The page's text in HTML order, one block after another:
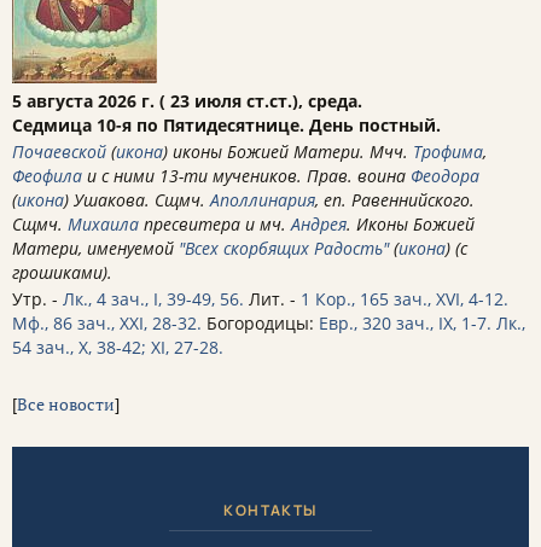
5 августа 2026 г. ( 23 июля ст.ст.), среда.
Седмица 10-я по Пятидесятнице. День постный.
Почаевской (икона) иконы Божией Матери. Мчч. Трофима,
Феофила и с ними 13-ти мучеников. Прав. воина Феодора
(икона) Ушакова. Сщмч.Аполлинария, еп. Равеннийского.
Сщмч. Михаила пресвитера и мч.Андрея. Иконы Божией
Матери, именуемой "Всех скорбящих Радость"(икона) (с
грошиками).
Утр. - Лк., 4 зач., I, 39-49, 56. Лит. - 1 Кор., 165 зач., XVI, 4-12.
Мф., 86 зач., XXI, 28-32. Богородицы: Евр., 320 зач., IX, 1-7. Лк.,
54 зач., X, 38-42; XI, 27-28.
[Все новости]
КОНТАКТЫ